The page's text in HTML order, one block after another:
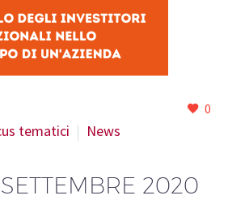
0
tematici
News
2020